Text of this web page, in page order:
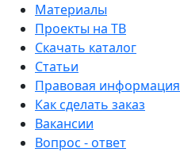
Материалы
Проекты на ТВ
Скачать каталог
Статьи
Правовая информация
Как сделать заказ
Вакансии
Вопрос - ответ